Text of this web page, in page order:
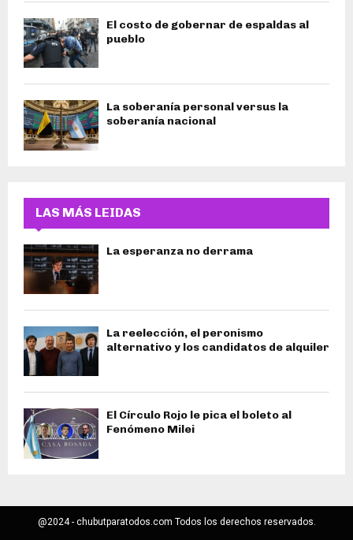
El costo de gobernar de espaldas al
pueblo
La soberanía personal versus la
soberanía nacional
LAS MÁS LEIDAS
La esperanza no derrama
La reelección, el peronismo
alternativo y los candidatos de alquiler
El Círculo Rojo le pica el boleto al
Fenómeno Milei
@2024 - chubutparatodos.com Todos los derechos reservados.